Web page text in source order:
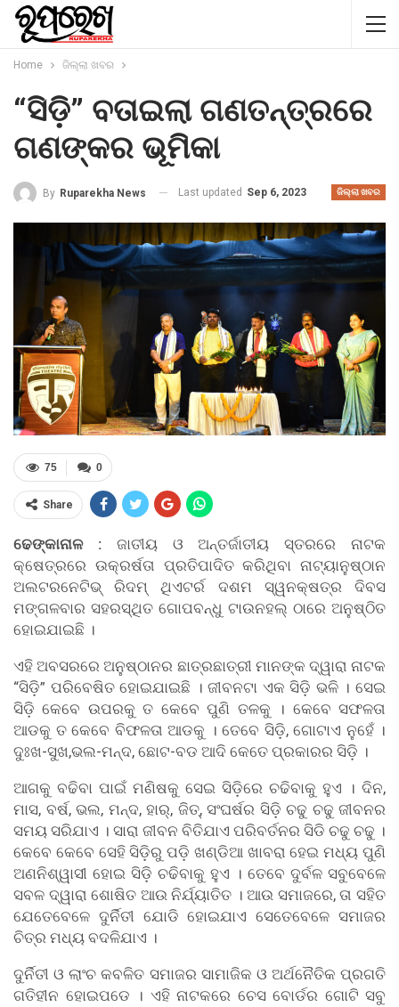
Home ଜିଲ୍ଲା ଖବର
“ସିଡ଼ି” ବତାଇଲା ଗଣତନ୍ତ୍ରରେ
ଗଣଙ୍କର ଭୂମିକା
ଜିଲ୍ଲା ଖବର
By Ruparekha News Last updated Sep 6, 2023
0
75
Share
ଢେଙ୍କାନାଳ : ଜାତୀୟ ଓ ଅନ୍ତର୍ଜାତୀୟ ସ୍ତରରେ ନାଟକ
କ୍ଷେତ୍ରରେ ଉକ୍ରର୍ଷତା ପ୍ରତିପାଦିତ କରିଥିବା ନାଟ୍ୟାନୁଷ୍ଠାନ
ଅଲଟରନେଟିଭ୍ ରିଦମ୍ ଥିଏଟର୍ର ଦଶମ ସ୍ୱନକ୍ଷତ୍ର ଦିବସ
ମଙ୍ଗଳବାର ସହରସ୍ଥିତ ଗୋପବନ୍ଧୁ ଟାଉନହଲ୍ ଠାରେ ଅନୁଷ୍ଠିତ
ହୋଇଯାଇଛି ।
ଏହି ଅବସରରେ ଅନୁଷ୍ଠାନର ଛାତ୍ରଛାତ୍ରୀ ମାନଙ୍କ ଦ୍ୱାରା ନାଟକ
“ସିଡ଼ି” ପରିବେଷିତ ହୋଇଯାଇଛି । ଜୀବନଟା ଏକ ସିଡ଼ି ଭଳି । ସେଇ
ସିଡ଼ି କେବେ ଉପରକୁ ତ କେବେ ପୁଣି ତଳକୁ । କେବେ ସଫଳତା
ଆଡକୁ ତ କେବେ ବିଫଳତା ଆଡକୁ । ତେବେ ସିଡ଼ି, ଗୋଟାଏ ନୁହେଁ ।
ଦୁଃଖ-ସୁଖ,ଭଲ-ମନ୍ଦ, ଛୋଟ-ବଡ ଆଦି କେତେ ପ୍ରକାରର ସିଡ଼ି ।
ଆଗକୁ ବଢିବା ପାଇଁ ମଣିଷକୁ ସେଇ ସିଡ଼ିରେ ଚଢିବାକୁ ହୁଏ । ଦିନ,
ମାସ, ବର୍ଷ, ଭଲ, ମନ୍ଦ, ହାର୍, ଜିତ୍, ସଂଘର୍ଷର ସିଡ଼ି ଚଢୁ ଚଢୁ ଜୀବନର
ସମୟ ସରିଯାଏ । ସାରା ଜୀବନ ବିତିଯାଏ ପରିବର୍ତନର ସିଡି ଚଢୁ ଚଢୁ ।
କେବେ କେବେ ସେହି ସିଡ଼ିରୁ ପଡ଼ି ଖଣ୍ଡିଆ ଖାବରା ହେଇ ମଧ୍ୟ ପୁଣି
ଅଣନିଶ୍ୱାସୀ ହୋଇ ସିଡ଼ି ଚଢିବାକୁ ହୁଏ । ତେବେ ଦୁର୍ବଳ ସବୁବେଳେ
ସବଳ ଦ୍ୱାରା ଶୋଷିତ ଆଉ ନିର୍ଯ୍ୟାତିତ । ଆଉ ସମାଜରେ, ତା ସହିତ
ଯେତେବେଳେ ଦୁର୍ନିତୀ ଯୋଡି ହୋଇଯାଏ ସେତେବେଳେ ସମାଜର
ଚିତ୍ର ମଧ୍ୟ ବଦଳିଯାଏ ।
ଦୁର୍ନିତୀ ଓ ଲାଂଚ କବଳିତ ସମାଜର ସାମାଜିକ ଓ ଅର୍ଥନୈତିକ ପ୍ରଗତି
ଗତିହୀନ ହୋଇପଡେ । ଏହି ନାଟକରେ ଚେସ ବୋର୍ଡର ଗୋଟି ସବୁ